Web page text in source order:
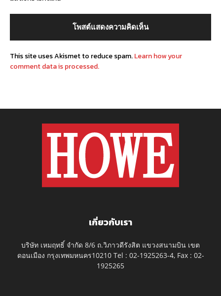
This site uses Akismet to reduce spam.Learn how your
comment data is processed.
เกี่ยวกับเรา
บริษัท เหมฤทธิ์ จำกัด 8/6 ถ.วิภาวดีรังสิต แขวงสนามบิน เขต
ดอนเมือง กรุงเทพมหนคร10210 Tel : 02-1925263-4, Fax : 02-
1925265